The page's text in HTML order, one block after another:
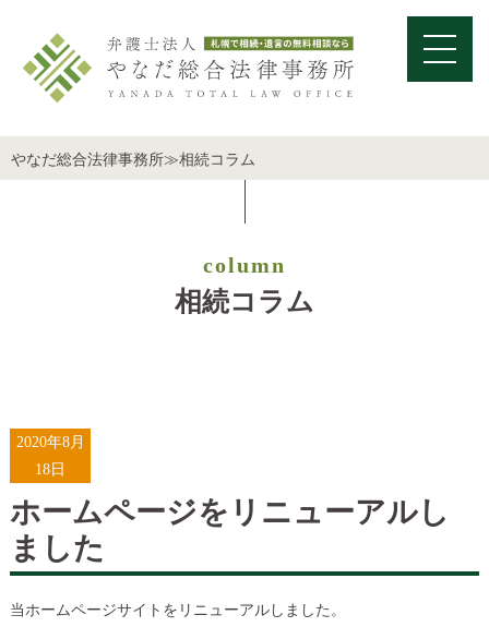
やなだ総合法律事務所≫相続コラム
column
相続コラム
2020年8月
18日
ホームページをリニューアルし
ました
当ホームページサイトをリニューアルしました。